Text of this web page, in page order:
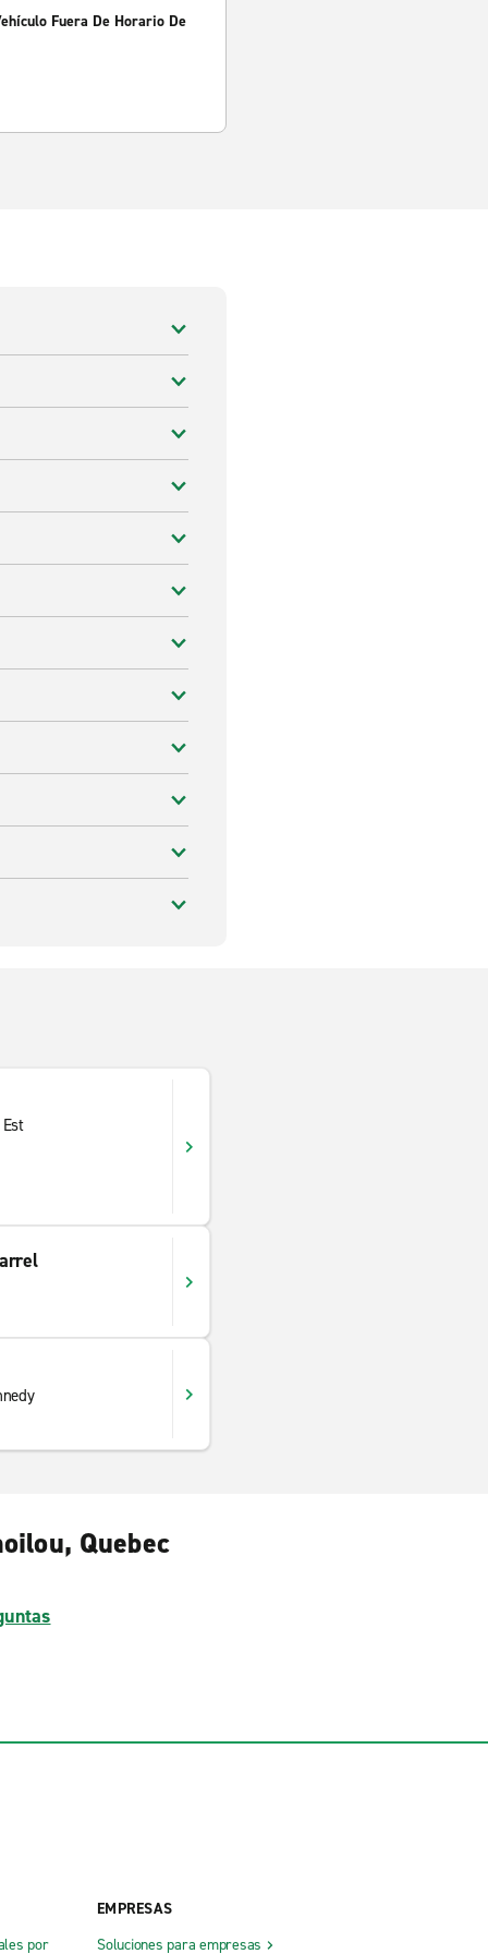
Fuera De Horario De
Quebec
por
EMPRESAS
Soluciones para empresas